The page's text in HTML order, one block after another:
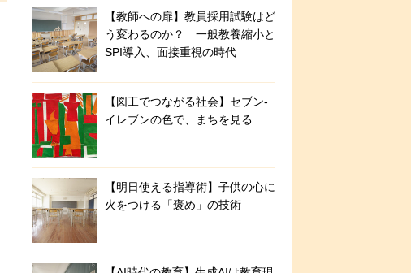
【教師への扉】教員採用試験はど
う変わるのか？ 一般教養縮小と
SPI導入、面接重視の時代
【図工でつながる社会】セブン‐
イレブンの色で、まちを見る
【明日使える指導術】子供の心に
火をつける「褒め」の技術